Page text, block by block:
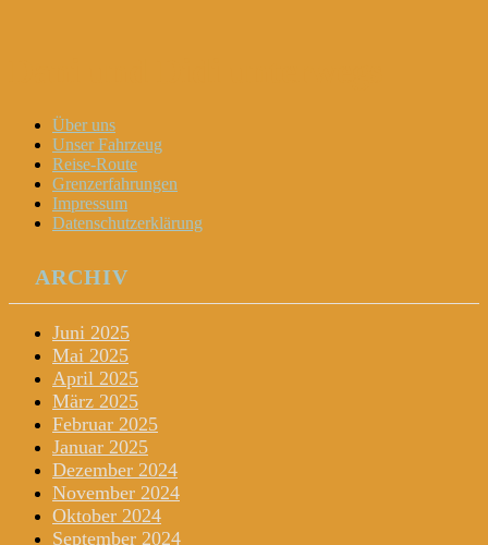
Menu
Widgets
Search
Skip
content
Über uns
Unser Fahrzeug
Reise-Route
Grenzerfahrungen
Impressum
Datenschutzerklärung
ARCHIV
Juni 2025
Mai 2025
April 2025
März 2025
Februar 2025
Januar 2025
Dezember 2024
November 2024
Oktober 2024
September 2024